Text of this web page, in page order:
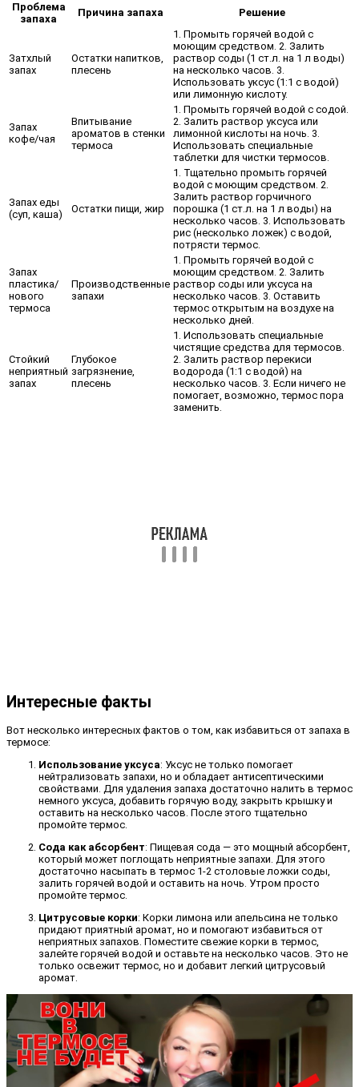
Проблема
запаха
Причина запаха Решение
Затхлый
запах
Остатки напитков,
плесень
1. Промыть горячей водой с
моющим средством. 2. Залить
раствор соды (1 ст.л. на 1 л воды)
на несколько часов. 3.
Использовать уксус (1:1 с водой)
или лимонную кислоту.
Запах
кофе/чая
Впитывание
ароматов в стенки
термоса
1. Промыть горячей водой с содой.
2. Залить раствор уксуса или
лимонной кислоты на ночь. 3.
Использовать специальные
таблетки для чистки термосов.
Запах еды
(суп, каша)
Остатки пищи, жир
1. Тщательно промыть горячей
водой с моющим средством. 2.
Залить раствор горчичного
порошка (1 ст.л. на 1 л воды) на
несколько часов. 3. Использовать
рис (несколько ложек) с водой,
потрясти термос.
Запах
пластика/
нового
термоса
Производственные
запахи
1. Промыть горячей водой с
моющим средством. 2. Залить
раствор соды или уксуса на
несколько часов. 3. Оставить
термос открытым на воздухе на
несколько дней.
Стойкий
неприятный
запах
Глубокое
загрязнение,
плесень
1. Использовать специальные
чистящие средства для термосов.
2. Залить раствор перекиси
водорода (1:1 с водой) на
несколько часов. 3. Если ничего не
помогает, возможно, термос пора
заменить.
Интересные факты
Вот несколько интересных фактов о том, как избавиться от запаха в
термосе:
Использование уксуса: Уксус не только помогает
нейтрализовать запахи, но и обладает антисептическими
свойствами. Для удаления запаха достаточно налить в термос
немного уксуса, добавить горячую воду, закрыть крышку и
оставить на несколько часов. После этого тщательно
промойте термос.
Сода как абсорбент: Пищевая сода — это мощный абсорбент,
который может поглощать неприятные запахи. Для этого
достаточно насыпать в термос 1-2 столовые ложки соды,
залить горячей водой и оставить на ночь. Утром просто
промойте термос.
Цитрусовые корки: Корки лимона или апельсина не только
придают приятный аромат, но и помогают избавиться от
неприятных запахов. Поместите свежие корки в термос,
залейте горячей водой и оставьте на несколько часов. Это не
только освежит термос, но и добавит легкий цитрусовый
аромат.